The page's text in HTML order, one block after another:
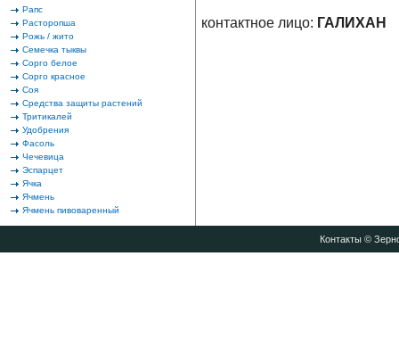
Рапс
Расторопша
Рожь / жито
Семечка тыквы
Сорго белое
Сорго красное
Соя
Средства защиты растений
Тритикалей
Удобрения
Фасоль
Чечевица
Эспарцет
Ячка
Ячмень
Ячмень пивоваренный
контактное лицо: ГАЛИХАН
Контакты©